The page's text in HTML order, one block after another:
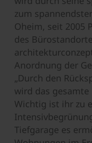
zum
Oheim, seit 2005
des
Anordnung der
„Durch den
wird das gesamte
Wichtig ist ihr zu
Tiefgarage es